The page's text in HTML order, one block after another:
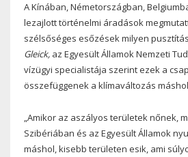
A Kínában, Németországban,
lezajlott történelmi áradások
szélsőséges esőzések milyen
Gleick, az Egyesült Államok Nemzeti
vízügyi specialistája szerint ezek a
összefüggenek a klímaváltozás
„Amikor az aszályos területek nőnek,
Szibériában és az Egyesült Államok
máshol, kisebb területen esik, ami